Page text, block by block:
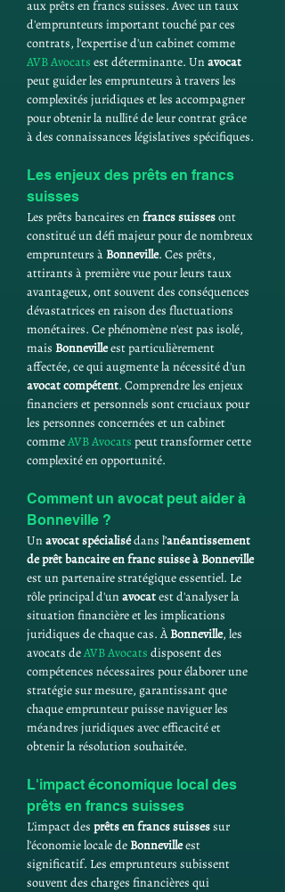
aux prêts en francs suisses. Avec un taux
d'emprunteurs important touché par ces
contrats, l'expertise d'un cabinet comme
AVB Avocats est déterminante. Un avocat
peut guider les emprunteurs à travers les
complexités juridiques et les accompagner
pour obtenir la nullité de leur contrat grâce
à des connaissances législatives spécifiques.
Les enjeux des prêts en francs
suisses
Les prêts bancaires en francs suisses ont
constitué un défi majeur pour de nombreux
emprunteurs à Bonneville. Ces prêts,
attirants à première vue pour leurs taux
avantageux, ont souvent des conséquences
dévastatrices en raison des fluctuations
monétaires. Ce phénomène n'est pas isolé,
mais Bonneville est particulièrement
affectée, ce qui augmente la nécessité d'un
avocat compétent. Comprendre les enjeux
financiers et personnels sont cruciaux pour
les personnes concernées et un cabinet
comme AVB Avocats peut transformer cette
complexité en opportunité.
Comment un avocat peut aider à
Bonneville ?
Un avocat spécialisé dans l’anéantissement
de prêt bancaire en franc suisse à Bonneville
est un partenaire stratégique essentiel. Le
rôle principal d'un avocat est d'analyser la
situation financière et les implications
juridiques de chaque cas. À Bonneville, les
avocats de AVB Avocats disposent des
compétences nécessaires pour élaborer une
stratégie sur mesure, garantissant que
chaque emprunteur puisse naviguer les
méandres juridiques avec efficacité et
obtenir la résolution souhaitée.
L'impact économique local des
prêts en francs suisses
L'impact des prêts en francs suisses sur
l'économie locale de Bonneville est
significatif. Les emprunteurs subissent
souvent des charges financières qui